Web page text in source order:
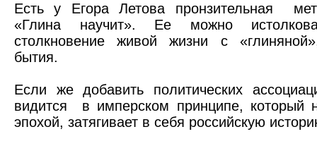
Есть у Егора Летова пронзительная
«Глина научит». Ее можно
столкновение живой жизни с
бытия.
Если же добавить политических
видится
в имперском принципе, который
эпохой, затягивает в себя российскую